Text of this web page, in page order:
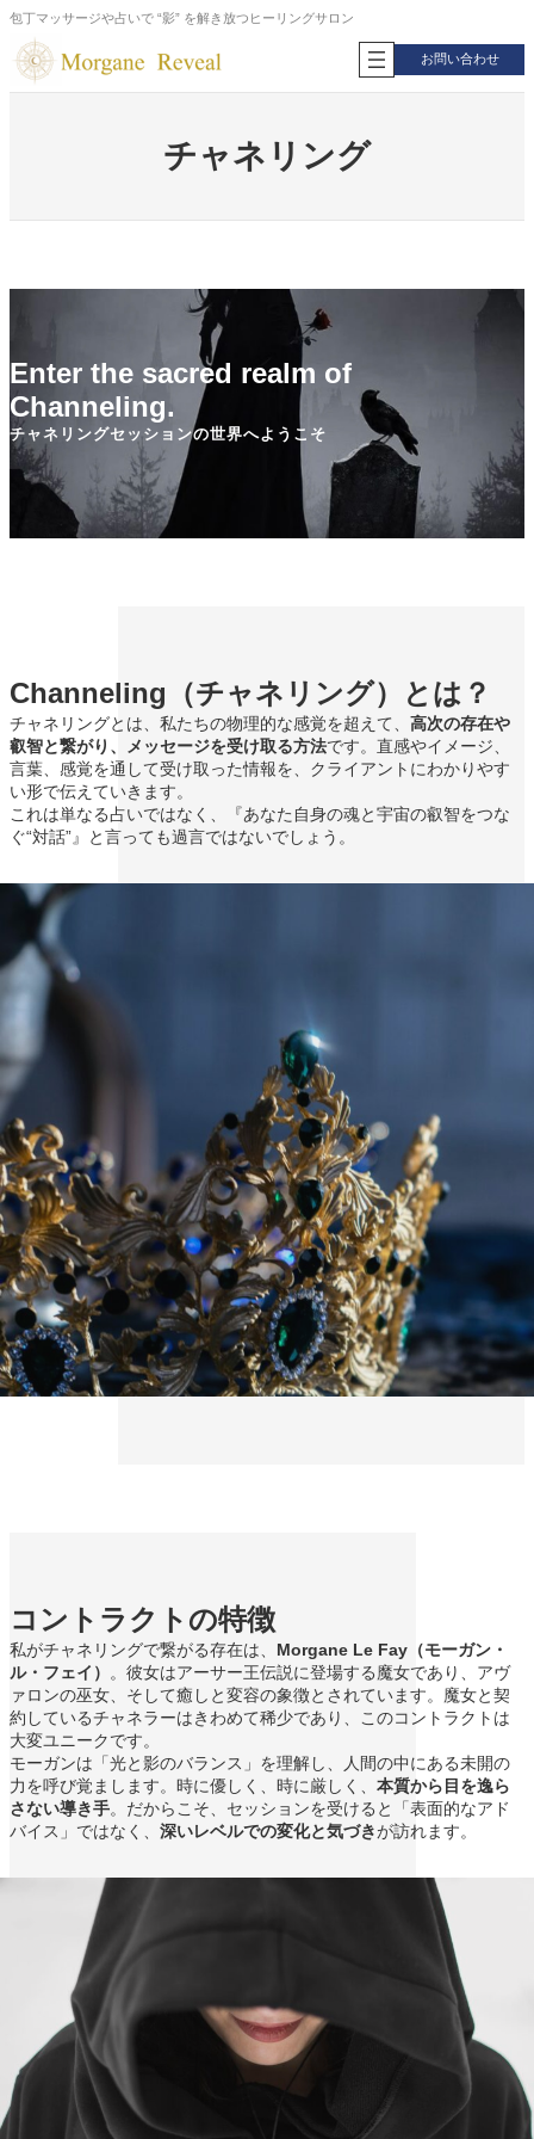
内
容
を
包丁マッサージや占いで “影” を解き放つヒーリングサロン
お問い合わせ
チャネリング
Enter the sacred realm of
Channeling.
チャネリングセッションの世界へようこそ
Channeling（チャネリング）とは？
チャネリングとは、私たちの物理的な感覚を超えて、 高次の存在や
叡智と繋がり、メッセージを受け取る方法です。直感やイメージ、
言葉、感覚を通して受け取った情報を、クライアントにわかりやす
い形で伝えていきます。
これは単なる占いではなく、『あなた自身の魂と宇宙の叡智をつな
ぐ“対話”』と言っても過言ではないでしょう。
コントラクトの特徴
私がチャネリングで繋がる存在は、 Morgane Le Fay（モーガン・
ル・フェイ） 。彼女はアーサー王伝説に登場する魔女であり、アヴ
ァロンの巫女、そして癒しと変容の象徴とされています。魔女と契
約しているチャネラーはきわめて稀少であり、このコントラクトは
大変ユニークです。
モーガンは「光と影のバランス」を理解し、人間の中にある未開の
力を呼び覚まします。時に優しく、時に厳しく、 本質から目を逸ら
さない導き手。だからこそ、セッションを受けると「表面的なアド
バイス」ではなく、 深いレベルでの変化と気づきが訪れます。